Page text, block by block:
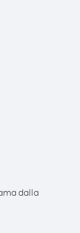
dalla